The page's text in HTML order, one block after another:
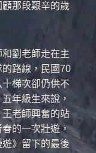
那段艱辛的歲
劉老師走在主
路線，民國70
梯次卻仍供不
年級生來說，
老師興奮的站
春的一次壯遊，
》留下的最後